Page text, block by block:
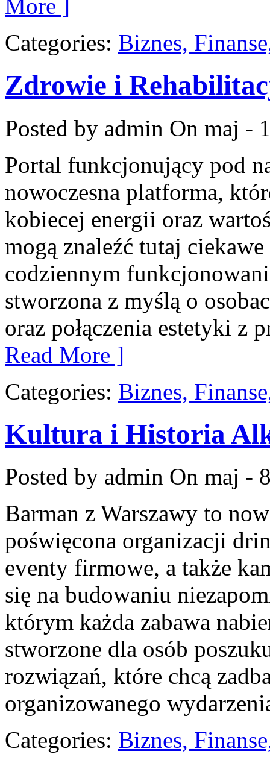
More ]
Categories: Biznes,
Zdrowie i
Posted by admin On maj -
Portal funkcjonujący pod
nowoczesna platforma,
kobiecej energii oraz
mogą znaleźć tutaj
codziennym
stworzona z myślą o
oraz połączenia estetyki z
Read More ]
Categories: Biznes,
Kultura i Historia
Posted by admin On maj -
Barman z Warszawy to
poświęcona organizacji
eventy firmowe, a także
się na budowaniu
którym każda zabawa
stworzone dla osób
rozwiązań, które chcą
organizowanego
Categories: Biznes,